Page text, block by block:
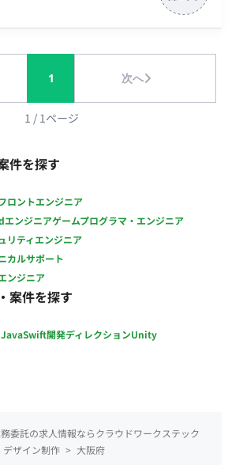
・構成提案】 ・ポータルサイトの全面リ
会員獲得・各種サービス誘導用のLP制作
アンスの提案 担当工程：設計、実装
1 次へ
1 / 1ページ
件を探す
ロントエンジニア
ンジニアゲームプログラマ・エンジニア
リティエンジニア
カルサポート
ンジニア
案件を探す
Swift開発ディレクションUnity
委託の求人情報ならクラウドワークステック
デザイン制作 > 大阪府